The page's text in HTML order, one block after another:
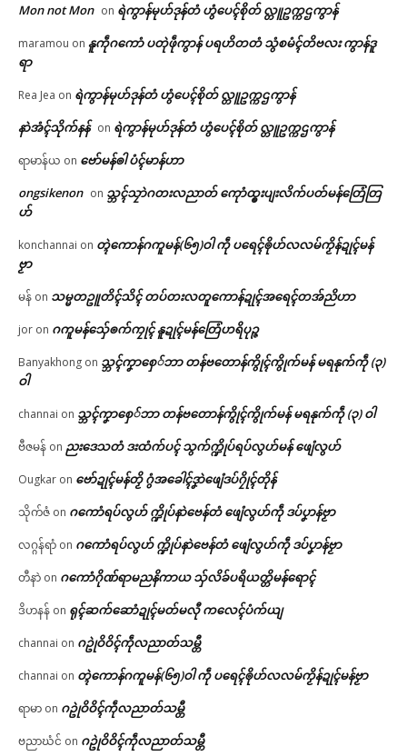
Mon not Mon on ရဲကွာန်မုဟ်ဒုန်တံ ဟွံပေၚ်စိုတ် လ္တူဥက္ကဌကွာန်
maramou on နူကဵုဂကောံ ပတုဲဖဵုကွာန် ပရဟိတတံ သွံစမံၚ်တိဗလး ကွာန်ဒူ
ရာ
Rea Jea on ရဲကွာန်မုဟ်ဒုန်တံ ဟွံပေၚ်စိုတ် လ္တူဥက္ကဌကွာန်
နာဲအံၚ်သိုက်နန် on ရဲကွာန်မုဟ်ဒုန်တံ ဟွံပေၚ်စိုတ် လ္တူဥက္ကဌကွာန်
ရာမာန်ယ on ဗော်မန်ၜါ ပံၚ်မာန်ဟာ
ongsikenon on သ္ဘၚ်သၠာဲဂတးလညာတ် ကေုာံထ္ၜးပျးလိက်ပတ်မန်တြေံတြ
ဟ်
konchannai on တ္ၚဲကောန်ဂကူမန်(၆၅)ဝါ ကဵု ပရေၚ်ၜိုဟ်လလမ်ကၟိန်ဍုၚ်မန်
ဗၟာ
မန် on သမ္မတဥူတိၚ်သိၚ် တပ်တးလတူကောန်ဍုၚ်အရေၚ်တအ်ညိဟာ
jor on ဂကူမန်​သှ်ေၜက်ကၠုၚ် နူဍုၚ်မန်တြေံဟရိပုဉ္ဇ
Banyakhong on သ္ဘၚ်ကၞာစှေ်ဘာ တန်ဗတောန်ကွိုၚ်ကွိုက်မန် မရနုက်ကဵု (၃)
ဝါ
channai on သ္ဘၚ်ကၞာစှေ်ဘာ တန်ဗတောန်ကွိုၚ်ကွိုက်မန် မရနုက်ကဵု (၃) ဝါ
ဗီဇမန် on ညးဒေသတံ ဒးထံက်ပၚ် သွက်က္ဍိုပ်ရပ်လွဟ်မန် ဖျေံလွဟ်
Ougkar on ဗော်ဍုၚ်မန်တၟိ ဂွံအခေါၚ်ဒၞာဲဖျေံဒပ်ဂၠိုၚ်တိုန်
သိုက်ဇံ on ဂကောံရပ်လွဟ် က္ဍိုပ်နာဲဗေန်တံ ဖျေံလွဟ်ကဵု ဒပ်ပၞာန်ဗၟာ
လဂ္ဂန်ရာံ on ဂကောံရပ်လွဟ် က္ဍိုပ်နာဲဗေန်တံ ဖျေံလွဟ်ကဵု ဒပ်ပၞာန်ဗၟာ
တီနာဲ on ဂကောံဂိုဏ်ရာမညနိကာယ သှ်လိခ်ပရိယတ္တိမန်ရောၚ်
ဒိဟနန် on ရုၚ်ဆက်ဆောံဍုၚ်မတ်မလီု ကလေၚ်ပံက်ယျ
channai on ဂဥုဲဝိဝိၚ်ကဵုလညာတ်သမ္တီ
channai on တ္ၚဲကောန်ဂကူမန်(၆၅)ဝါ ကဵု ပရေၚ်ၜိုဟ်လလမ်ကၟိန်ဍုၚ်မန်ဗၟာ
ရာမာ on ဂဥုဲဝိဝိၚ်ကဵုလညာတ်သမ္တီ
ဗညာဃံင် on ဂဥုဲဝိဝိၚ်ကဵုလညာတ်သမ္တီ